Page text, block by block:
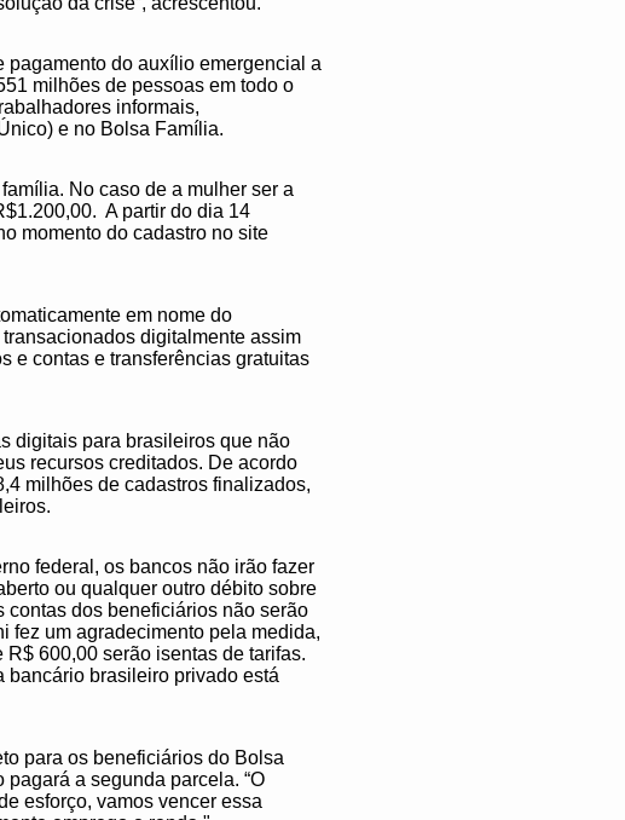
pagamento do auxílio emergencial a
milhões de pessoas em todo o
informais,
e no Bolsa Família.
No caso de a mulher ser a
A partir do dia 14
momento do cadastro no site
em nome do
digitalmente assim
e contas e transferências gratuitas
digitais para brasileiros que não
recursos creditados. De acordo
milhões de cadastros finalizados,
federal, os bancos não irão fazer
ou qualquer outro débito sobre
dos beneficiários não serão
fez um agradecimento pela medida,
600,00 serão isentas de tarifas.
bancário brasileiro privado está
para os beneficiários do Bolsa
a segunda parcela. “O
esforço, vamos vencer essa